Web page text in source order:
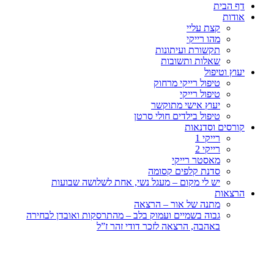
דף הבית
אודות
קצת עליי
מהו רייקי
תקשורת ועיתונות
שאלות ותשובות
יעוץ וטיפול
טיפול רייקי מרחוק
טיפול רייקי
יעוץ אישי מתוקשר
טיפול בילדים חולי סרטן
קורסים וסדנאות
רייקי 1
רייקי 2
מאסטר רייקי
סדנת קלפים קסומה
יש לי מקום – מעגל נשי, אחת לשלושה שבועות
הרצאות
מתנה של אור – הרצאה
גבוה בשמיים ועמוק בלב – מהתרסקות ואובדן לבחירה
באהבה, הרצאה לזכר דודי זהר ז”ל